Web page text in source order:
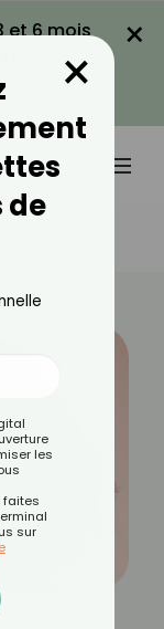
et 6 mois
×
?
de
×
les
faites
sur